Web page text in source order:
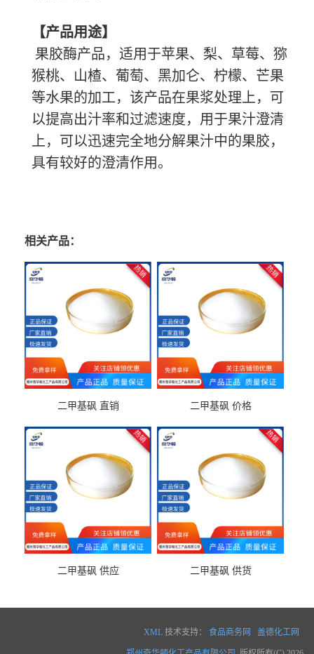
【产品用途】
果胶酶产品，适用于苹果、梨、草莓、猕
猴桃、山楂、葡萄、黑加仑、柠檬、芒果
等水果的加工，该产品在果浆处理上，可
以提高出汁率和过滤速度，用于果汁澄清
上，可以迅速完全地分解果汁中的果胶，
具有较好的澄清作用。
相关产品：
二甲基砜 直销 二甲基砜 价格
二甲基砜 供应 二甲基砜 供货
XML 技术支持： 食品商务网 盖德化工网